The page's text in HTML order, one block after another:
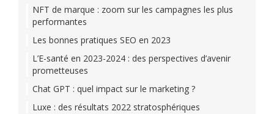
NFT de marque : zoom sur les campagnes les plus
performantes
Les bonnes pratiques SEO en 2023
L’E-santé en 2023-2024 : des perspectives d’avenir
prometteuses
Chat GPT : quel impact sur le marketing ?
Luxe : des résultats 2022 stratosphériques